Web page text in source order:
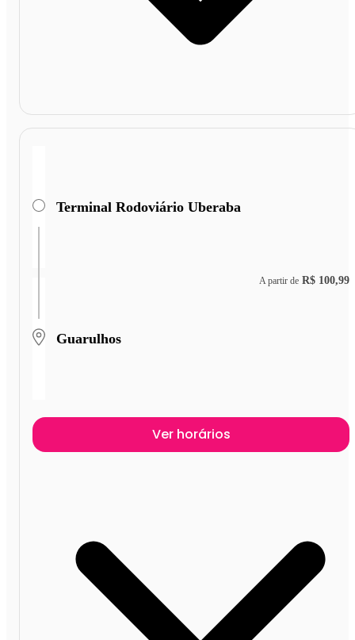
Terminal Rodoviário Uberaba
Guarulhos
A partir de R$ 100,99
Ver horários